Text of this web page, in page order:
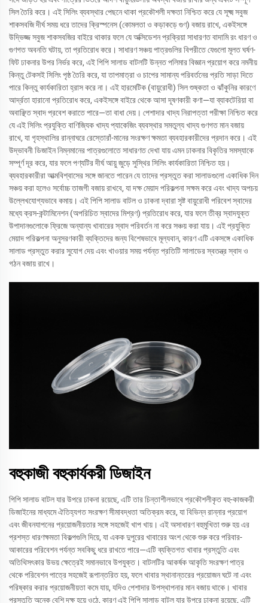
সিল তৈরি করে। এই সিলিং ব্যবস্থার পেছনে থাকা প্রকৌশলী দক্ষতা নিশ্চিত করে যে সূক্ষ্ম সবুজ
শাকসবজি দীর্ঘ সময় ধরে তাদের ক্রিস্পনেস (কোমলতা ও কড়াকড়ে গুণ) বজায় রাখে, একইসঙ্গে
উদ্ভিজ্জ সবুজ শাকসবজির বাইরে থাকার ফলে যে অক্সিডেশন প্রক্রিয়া সাধারণত বাদামি রং ধারণ ও
গুণগত অবনতি ঘটায়, তা প্রতিরোধ করে। সাধারণ সঞ্চয় পাত্রগুলির বিপরীতে যেগুলো মূলত ঘর্ষণ-
ফিট ঢাকনার উপর নির্ভর করে, এই পিপি সালাড বাটলটি উন্নত পলিমার বিজ্ঞান প্রয়োগ করে নমনীয়
কিন্তু টেকসই সিলিং পৃষ্ঠ তৈরি করে, যা তাপমাত্রা ও চাপের সামান্য পরিবর্তনের প্রতি সাড়া দিতে
পারে কিন্তু কার্যকারিতা হ্রাস করে না। এই হারমেটিক (বায়ুরোধী) সিল শুষ্কতা ও ঝাঁকুনির কারণে
আর্দ্রতা হারানো প্রতিরোধ করে, একইসঙ্গে বাইরে থেকে আসা দূষণকারী কণা—যা ব্যাকটেরিয়া বা
অবাঞ্ছিত স্বাদ প্রবেশ করাতে পারে—তা বাধা দেয়। পেশাদার খাদ্য নিরাপত্তা পরীক্ষা নিশ্চিত করে
যে এই সিলিং প্রযুক্তি বাণিজ্যিক খাদ্য প্যাকেজিং ব্যবস্থার সমতুল্য খাদ্য গুণগত মান বজায়
রাখে, যা গৃহস্থালির রান্নাঘরে রেস্তোরাঁ-মানের সংরক্ষণ ক্ষমতা ব্যবহারকারীদের প্রদান করে। এই
উদ্ভাবনী ডিজাইন নিম্নমানের পাত্রগুলোতে সাধারণত দেখা যায় এমন ঢাকনার বিকৃতির সমস্যাকে
সম্পূর্ণ দূর করে, যার ফলে পণ্যটির দীর্ঘ আয়ু জুড়ে সুস্থির সিলিং কার্যকারিতা নিশ্চিত হয়।
ব্যবহারকারীরা আত্মবিশ্বাসের সঙ্গে জানতে পারেন যে তাদের প্রস্তুত করা সালাডগুলো একাধিক দিন
সঞ্চয় করা হলেও সর্বোচ্চ তাজগী বজায় রাখবে, যা দক্ষ মেয়াদ পরিকল্পনা সক্ষম করে এবং খাদ্য অপচয়
উল্লেখযোগ্যভাবে কমায়। এই পিপি সালাড বাটল ও ঢাকনা দ্বারা সৃষ্ট বায়ুরোধী পরিবেশ স্বাদের
মধ্যে ক্রস-কন্টামিনেশন (অপরিচিত স্বাদের মিশ্রণ) প্রতিরোধ করে, যার ফলে তীব্র স্বাদযুক্ত
উপাদানগুলোকে ফ্রিজে অন্যান্য খাবারের স্বাদ পরিবর্তন না করে সঞ্চয় করা যায়। এই প্রযুক্তি
মেয়াদ পরিকল্পনা অনুসরণকারী ব্যক্তিদের জন্য বিশেষভাবে মূল্যবান, কারণ এটি একসঙ্গে একাধিক
সালাড প্রস্তুত করার সুযোগ দেয় এবং খাওয়ার সময় পর্যন্ত প্রতিটি সালাডের স্বতন্ত্র স্বাদ ও
গঠন বজায় রাখে।
বহুকাজী বহুকার্যকরী ডিজাইন
পিপি সালাড বাটল যার উপরে ঢাকনা রয়েছে, এটি তার চিন্তাশীলভাবে প্রকৌশলীকৃত বহু-কাজকরী
ডিজাইনের মাধ্যমে ঐতিহ্যগত সংরক্ষণ সীমাবদ্ধতা অতিক্রম করে, যা বিভিন্ন রান্নার প্রয়োগ
এবং জীবনযাপনের প্রয়োজনীয়তার সঙ্গে সহজেই খাপ খায়। এই অসাধারণ বহুমুখিতা শুরু হয় এর
প্রশস্ত ধারণক্ষমতা বিকল্পগুলি দিয়ে, যা একক দুপুরের খাবারের অংশ থেকে শুরু করে পরিবার-
আকারের পরিবেশন পর্যন্ত সবকিছু ধরে রাখতে পারে—এটি ব্যক্তিগত খাবার প্রস্তুতি এবং
অতিথিসৎকার উভয় ক্ষেত্রেই সমানভাবে উপযুক্ত। বাটলটির আকর্ষক আকৃতি সংরক্ষণ পাত্র
থেকে পরিবেশন পাত্রে সহজেই রূপান্তরিত হয়, ফলে খাবার স্থানান্তরের প্রয়োজন ঘটে না এবং
পরিষ্কার করার প্রয়োজনীয়তা কমে যায়, যদিও পেশাদার উপস্থাপনার মান বজায় থাকে। খাবার
প্রস্তুতি অনেক বেশি দক্ষ হয়ে ওঠে, কারণ এই পিপি সালাড বাটল যার উপরে ঢাকনা রয়েছে, এটি